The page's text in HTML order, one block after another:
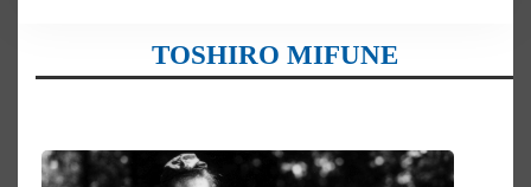
TOSHIRO MIFUNE